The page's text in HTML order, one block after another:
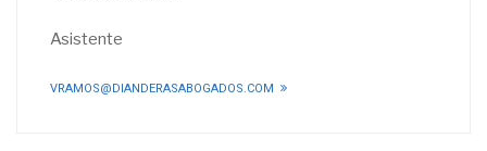
Asistente
VRAMOS@DIANDERASABOGADOS.COM